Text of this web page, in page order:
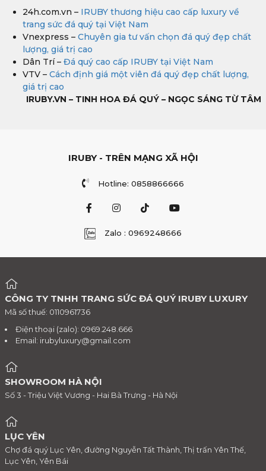
24h.com.vn – IRUBY thương hiệu cao cấp luxury về
trang sức đá quý tại Việt Nam
Vnexpress – Chuyên gia tư vấn chọn đá quý đẹp chất
lượng, giá trị cao
Dân Trí – Đá quý cao cấp IRUBY tại Việt Nam
VTV – Cách định giá một viên đá quý đẹp chất lượng,
giá trị cao
IRUBY.VN – TINH HOA ĐÁ QUÝ – NGỌC SÁNG TỪ TÂM
IRUBY - TRÊN MẠNG XÃ HỘI
Hotline: 0858866666
Zalo : 0969248666
CÔNG TY TNHH TRANG SỨC ĐÁ QUÝ IRUBY LUXURY
Mã số thuế: 0110961736
Điện thoại (zalo): 0969.248.666
Email: irubyluxury@gmail.com
SHOWROOM HÀ NỘI
Số 3 - Triệu Việt Vương - Hai Bà Trưng - Hà Nội
LỤC YÊN
Chợ đá quý Lục Yên, đường Nguyễn Tất Thành, Thị trấn Yên Thế,
Lục Yên, Yên Bái